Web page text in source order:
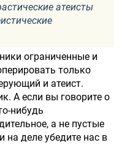
атеисты
ограниченные и
только
и атеист.
А если вы говорите о
нибудь
а не пустые
деле убедите нас в